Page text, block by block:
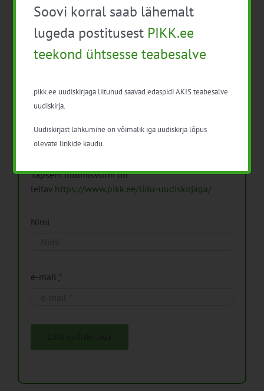
Pikk.ee uudiskirjaga liitumine.
Isikuandmeid töötleme vastavalt
Isikuandmete
Täpsem liitumisvorm on
leitav https://www.pikk.ee/liitu-uudiskirjaga/
Nimi
e-mail *
Soovi korral saab lähemalt
lugeda postitusest PIKK.ee
teekond ühtsesse teabesalve
pikk.ee uudiskirjaga liitunud saavad edaspidi AKIS teabesalve
uudiskirja.
Uudiskirjast lahkumine on võimalik iga uudiskirja lõpus
olevate linkide kaudu.